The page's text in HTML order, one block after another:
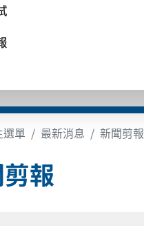
選單 最新消息 新聞剪報
報